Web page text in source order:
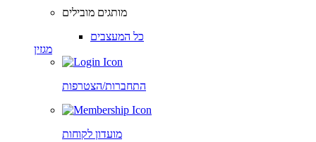
מותגים מובילים
כל המעצבים
מגזין
התחברות/הצטרפות
מועדון לקוחות